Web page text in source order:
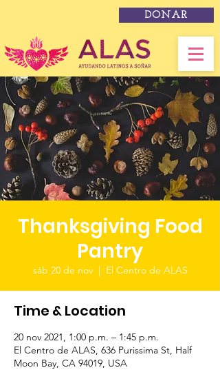
DONAR
Thanksgiving Food
Pantry
sáb 20 de nov
  |
El Centro de ALAS
Time & Location
20 nov 2021, 1:00 p.m. – 1:45 p.m.
El Centro de ALAS, 636 Purissima St, Half
Moon Bay, CA 94019, USA